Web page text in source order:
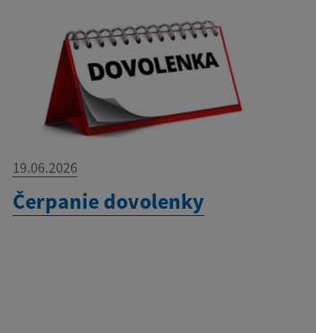
19.06.2026
Čerpanie dovolenky